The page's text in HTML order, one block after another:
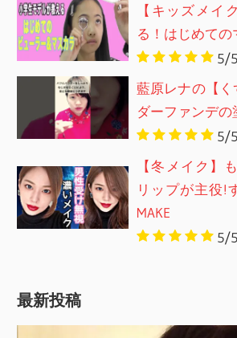
【キッズメイ
る！はじめての
5/5
藍原レナの【く
ダーファンデの
5/5
【冬メイク】
リップが主役!
MAKE
5/5
最新投稿